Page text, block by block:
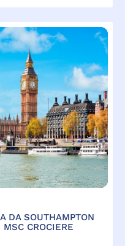
DA SOUTHAMPTON
CROCIERE